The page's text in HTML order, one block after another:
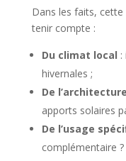
Dans les faits,
tenir compte :
Du climat local :
hivernales ;
De
apports solaires
De l’usage
complémentaire ?